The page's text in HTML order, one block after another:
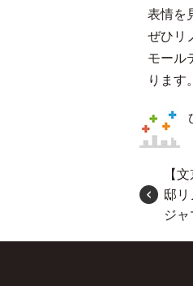
表情を
ぜひリ
モール
ります。
【
邸
ジ